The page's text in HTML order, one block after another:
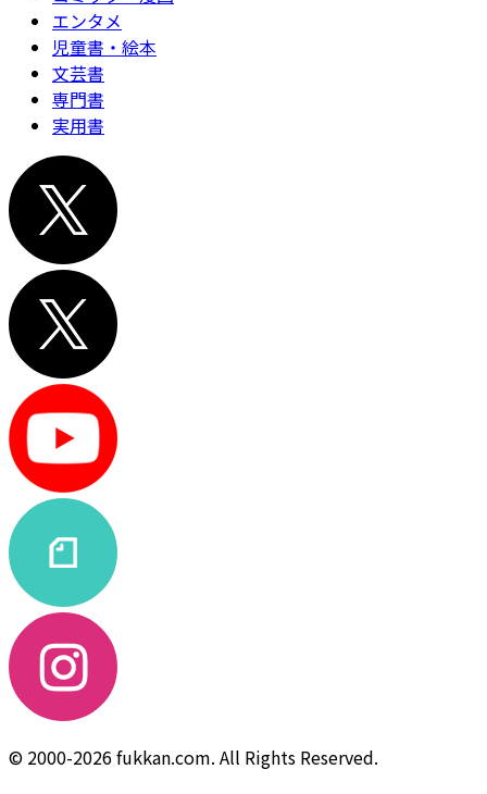
エンタメ
児童書・絵本
文芸書
専門書
実用書
© 2000-2026 fukkan.com. All Rights Reserved.